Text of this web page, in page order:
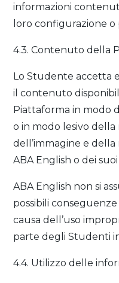
informazioni
loro configurazione o
4.3. Contenuto della
Lo Studente accetta
il contenuto
Piattaforma in modo
o in modo lesivo
dell’immagine e
ABA English o dei
ABA English non si
possibili
causa dell’uso
parte degli Studenti
4.4. Utilizzo delle